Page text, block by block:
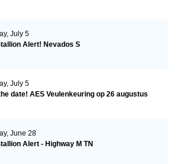
July 5
Alert! Nevados S
July 5
date! AES Veulenkeuring op 26 augustus
June 28
Alert - Highway M TN